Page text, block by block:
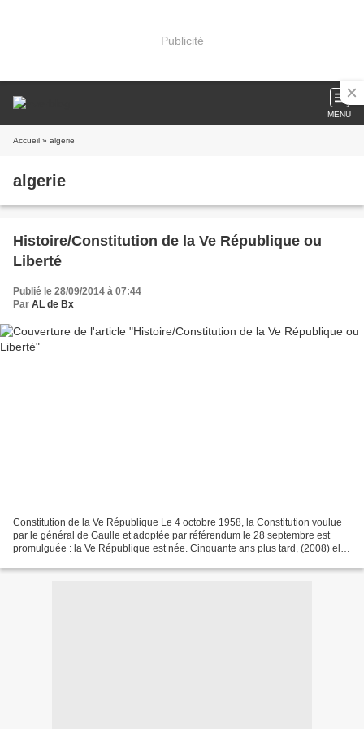
Publicité
MENU
Accueil » algerie
algerie
Histoire/Constitution de la Ve République ou
Liberté
Publié le 28/09/2014 à 07:44
Par AL de Bx
Constitution de la Ve République Le 4 octobre 1958, la Constitution voulue
par le général de Gaulle et adoptée par référendum le 28 septembre est
promulguée : la Ve République est née. Cinquante ans plus tard, (2008) elle